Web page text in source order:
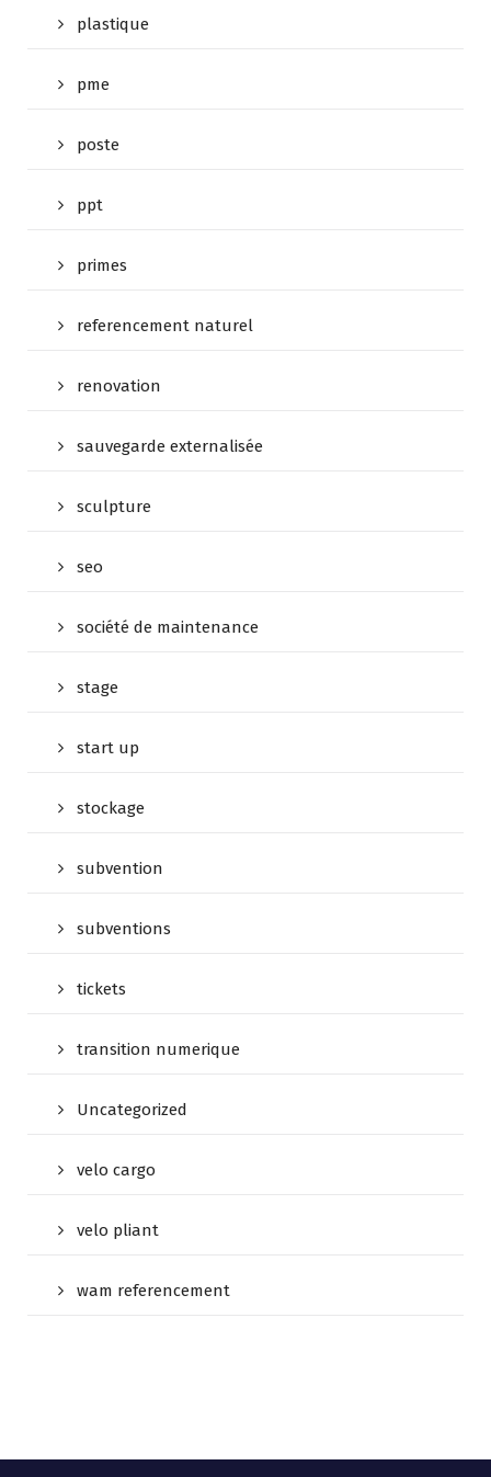
plastique
pme
poste
ppt
primes
referencement naturel
renovation
sauvegarde externalisée
sculpture
seo
société de maintenance
stage
start up
stockage
subvention
subventions
tickets
transition numerique
Uncategorized
velo cargo
velo pliant
wam referencement